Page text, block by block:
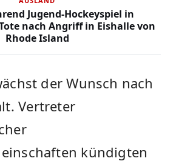
Jugend-Hockeyspiel in
nach Angriff in Eishalle von
Rhode Island
der Wunsch nach
Vertreter
kündigten